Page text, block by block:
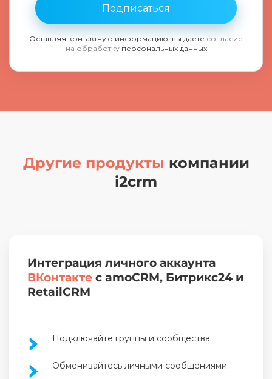
Подписаться
Оставляя контактную информацию, вы даете согласие
на обработку персональных данных
Другие продукты компании
i2crm
Интеграция личного аккаунта
ВКонтакте с amoCRM, Битрикс24 и
RetailCRM
Подключайте группы и сообщества.
Обменивайтесь личными сообщениями.